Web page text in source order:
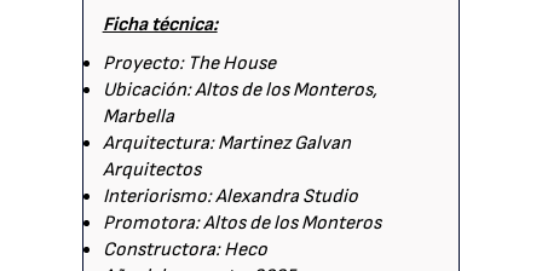
Ficha técnica:
Proyecto: The House
Ubicación: Altos de los Monteros,
Marbella
Arquitectura: Martinez Galvan
Arquitectos
Interiorismo: Alexandra Studio
Promotora: Altos de los Monteros
Constructora: Heco